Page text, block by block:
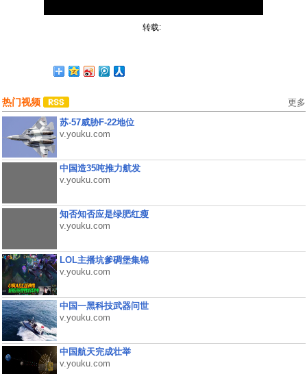
转载:
热门视频 更多
苏-57威胁F-22地位
v.youku.com
中国造35吨推力航发
v.youku.com
知否知否应是绿肥红瘦
v.youku.com
LOL主播坑爹碉堡集锦
v.youku.com
中国一黑科技武器问世
v.youku.com
中国航天完成壮举
v.youku.com